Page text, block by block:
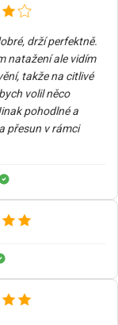
drží perfektně.
natažení ale vidím
takže na citlivé
volil něco
pohodlné a
přesun v rámci